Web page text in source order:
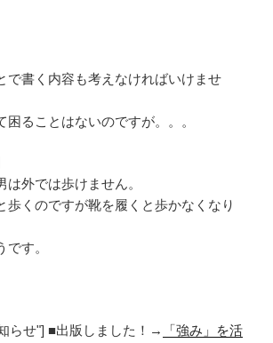
で書く内容も考えなければいけませ
困ることはないのですが。。。
は外では歩けません。
歩くのですが靴を履くと歩かなくなり
す。
らせ"] ■出版しました！→
「強み」を活